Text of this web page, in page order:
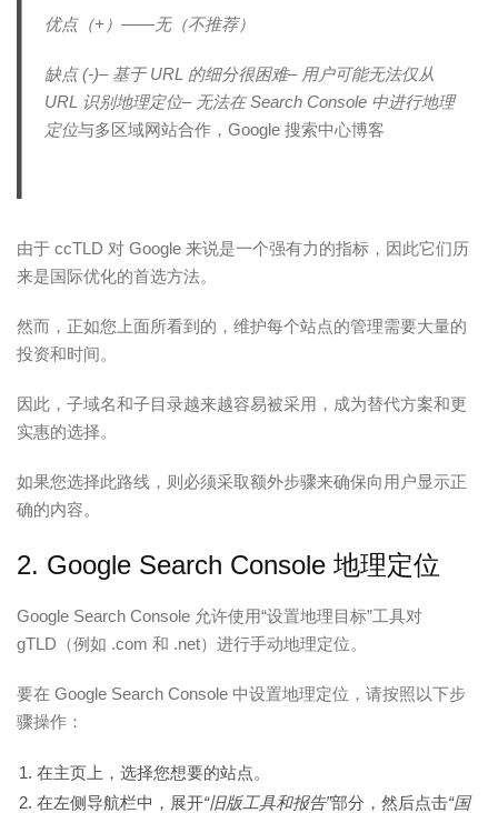
优点（+）——无（不推荐）
缺点 (-)– 基于 URL 的细分很困难– 用户可能无法仅从
URL 识别地理定位– 无法在 Search Console 中进行地理
定位与多区域网站合作，Google 搜索中心博客
由于 ccTLD 对 Google 来说是一个强有力的指标，因此它们历
来是国际优化的首选方法。
然而，正如您上面所看到的，维护每个站点的管理需要大量的
投资和时间。
因此，子域名和子目录越来越容易被采用，成为替代方案和更
实惠的选择。
如果您选择此路线，则必须采取额外步骤来确保向用户显示正
确的内容。
2. Google Search Console 地理定位
Google Search Console 允许使用“设置地理目标”工具对
gTLD（例如 .com 和 .net）进行手动地理定位。
要在 Google Search Console 中设置地理定位，请按照以下步
骤操作：
在主页上，选择您想要的站点。
在左侧导航栏中，展开“旧版工具和报告”部分，然后点击“国